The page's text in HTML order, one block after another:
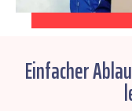
Einfacher